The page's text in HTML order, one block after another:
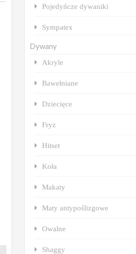
Pojedyńcze dywaniki
Sympatex
Dywany
Akryle
Bawełniane
Dziecięce
Fryz
Hitset
Koła
Makaty
Maty antypoślizgowe
Owalne
Shaggy